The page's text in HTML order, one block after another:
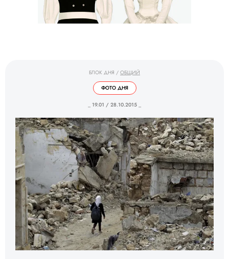
БЛОК ДНЯ / ОБЩИЙ
ФОТО ДНЯ
_ 19.01 / 28.10.2015 _